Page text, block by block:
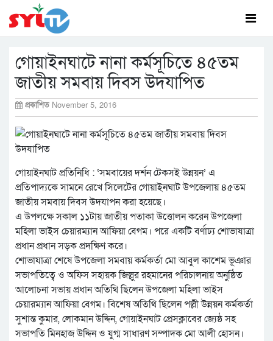
গোয়াইনঘাটে নানা কর্মসূচিতে ৪৫তম
জাতীয় সমবায় দিবস উদযাপিত
প্রকাশিত November 5, 2016
গোয়াইনঘাট প্রতিনিধি : ‘সমবায়ের দর্শন টেকসই উন্নয়ন’ এ
প্রতিপাদ্যকে সামনে রেখে সিলেটের গোয়াইনঘাট উপজেলায় ৪৫তম
জাতীয় সমবায় দিবস উদযাপন করা হয়েছে।
এ উপলক্ষে সকাল ১১টায় জাতীয় পতাকা উত্তোলন করেন উপজেলা
মহিলা ভাইস চেয়ারম্যান আফিয়া বেগম। পরে একটি বর্ণাঢ্য শোভাযাত্রা
প্রধান প্রধান সড়ক প্রদক্ষিণ করে।
শোভাযাত্রা শেষে উপজেলা সমবায় কর্মকর্তা মো আবুল কাশেম ভূঞার
সভাপতিত্বে ও অফিস সহায়ক জিল্লুর রহমানের পরিচালনায় অনুষ্ঠিত
আলোচনা সভায় প্রধান অতিথি ছিলেন উপজেলা মহিলা ভাইস
চেয়ারম্যান আফিয়া বেগম। বিশেষ অতিথি ছিলেন পল্লী উন্নয়ন কর্মকর্তা
সুশান্ত কুমার, লোকমান উদ্দিন, গোয়াইনঘাট প্রেসক্লাবের জ্যেষ্ঠ সহ
সভাপতি মিনহাজ উদ্দিন ও যুগ্ম সাধারণ সম্পাদক মো আলী হোসন।